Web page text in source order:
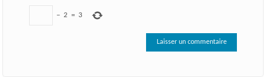
− 2 = 3